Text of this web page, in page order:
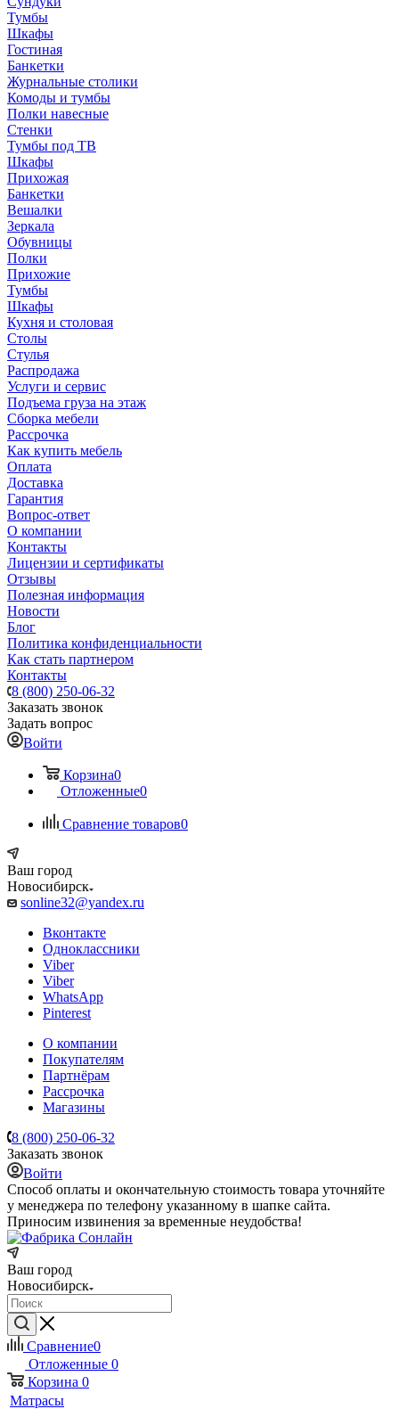
Тумбы
Шкафы
Гостиная
Банкетки
Журнальные столики
Комоды и тумбы
Полки навесные
Стенки
Тумбы под ТВ
Шкафы
Прихожая
Банкетки
Вешалки
Зеркала
Обувницы
Полки
Прихожие
Тумбы
Шкафы
Кухня и столовая
Столы
Стулья
Распродажа
Услуги и сервис
Подъема груза на этаж
Сборка мебели
Рассрочка
Как купить мебель
Оплата
Доставка
Гарантия
Вопрос-ответ
О компании
Контакты
Лицензии и сертификаты
Отзывы
Полезная информация
Новости
Блог
Политика конфиденциальности
Как стать партнером
Контакты
8 (800) 250-06-32
Заказать звонок
Задать вопрос
Войти
Корзина0
Отложенные0
Сравнение товаров0
Ваш город
Новосибирск
sonline32@yandex.ru
Вконтакте
Одноклассники
Viber
Viber
WhatsApp
Pinterest
О компании
Покупателям
Партнёрам
Рассрочка
Магазины
8 (800) 250-06-32
Заказать звонок
Войти
Способ оплаты и окончательную стоимость товара уточняйте
у менеджера по телефону указанному в шапке сайта.
Приносим извинения за временные неудобства!
Ваш город
Новосибирск
Сравнение0
Отложенные 0
Корзина 0
Матрасы